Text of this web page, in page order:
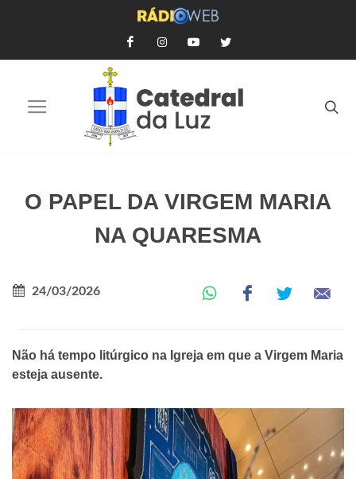
O PAPEL DA VIRGEM MARIA
NA QUARESMA
24/03/2026
Não há tempo litúrgico na Igreja em que a Virgem Maria
esteja ausente.